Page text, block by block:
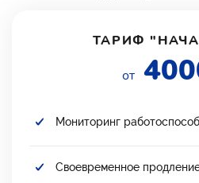
ТАРИФ
от
Мониторинг
Своевременное